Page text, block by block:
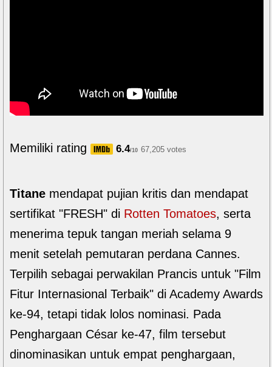
Memiliki rating 6.4/10 67,205 votes
Titane mendapat pujian kritis dan mendapat
sertifikat "FRESH" di Rotten Tomatoes, serta
menerima tepuk tangan meriah selama 9
menit setelah pemutaran perdana Cannes.
Terpilih sebagai perwakilan Prancis untuk "Film
Fitur Internasional Terbaik" di Academy Awards
ke-94, tetapi tidak lolos nominasi. Pada
Penghargaan César ke-47, film tersebut
dinominasikan untuk empat penghargaan,